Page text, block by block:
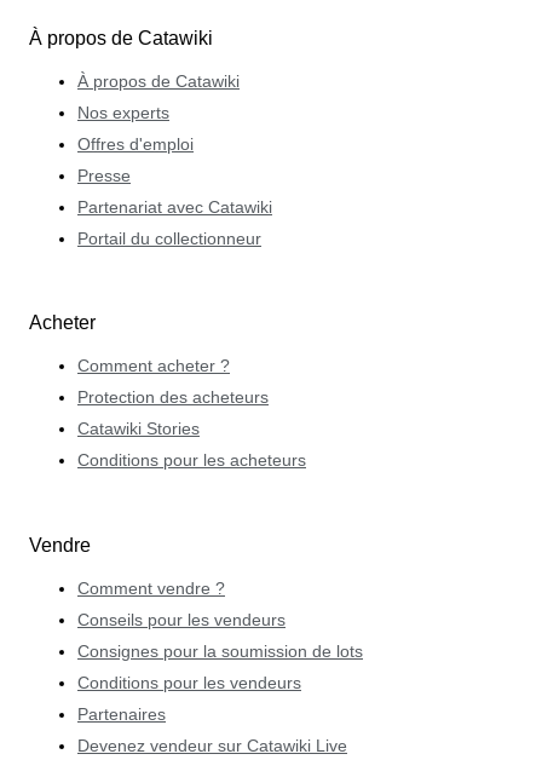
À propos de Catawiki
À propos de Catawiki
Nos experts
Offres d'emploi
Presse
Partenariat avec Catawiki
Portail du collectionneur
Acheter
Comment acheter ?
Protection des acheteurs
Catawiki Stories
Conditions pour les acheteurs
Vendre
Comment vendre ?
Conseils pour les vendeurs
Consignes pour la soumission de lots
Conditions pour les vendeurs
Partenaires
Devenez vendeur sur Catawiki Live